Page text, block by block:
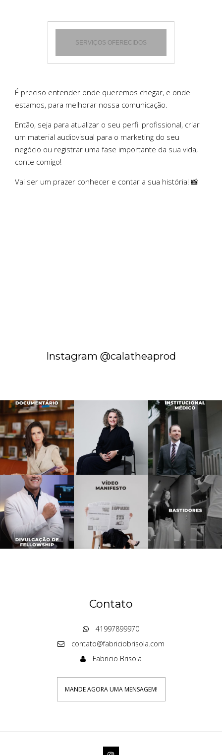
SERVIÇOS OFERECIDOS
É preciso entender onde queremos chegar, e onde
estamos, para melhorar nossa comunicação.
Então, seja para atualizar o seu perfil profissional, criar
um material audiovisual para o marketing do seu
negócio ou registrar uma fase importante da sua vida,
conte comigo!
Vai ser um prazer conhecer e contar a sua história! 📸
Instagram @calatheaprod
Contato
41997899970
contato@fabriciobrisola.com
Fabricio Brisola
MANDE AGORA UMA MENSAGEM!